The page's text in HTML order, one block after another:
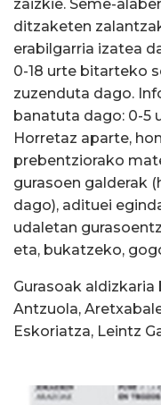
zaizkie. Seme-
ditzaketen
erabilgarria izatea
0-18 urte bitarteko
zuzenduta dago.
banatuta dago: 0-5
Horretaz aparte,
prebentziorako
gurasoen galderak
dago), adituei
udaletan
eta, bukatzeko,
Gurasoak
Antzuola,
Eskoriatza, Leintz